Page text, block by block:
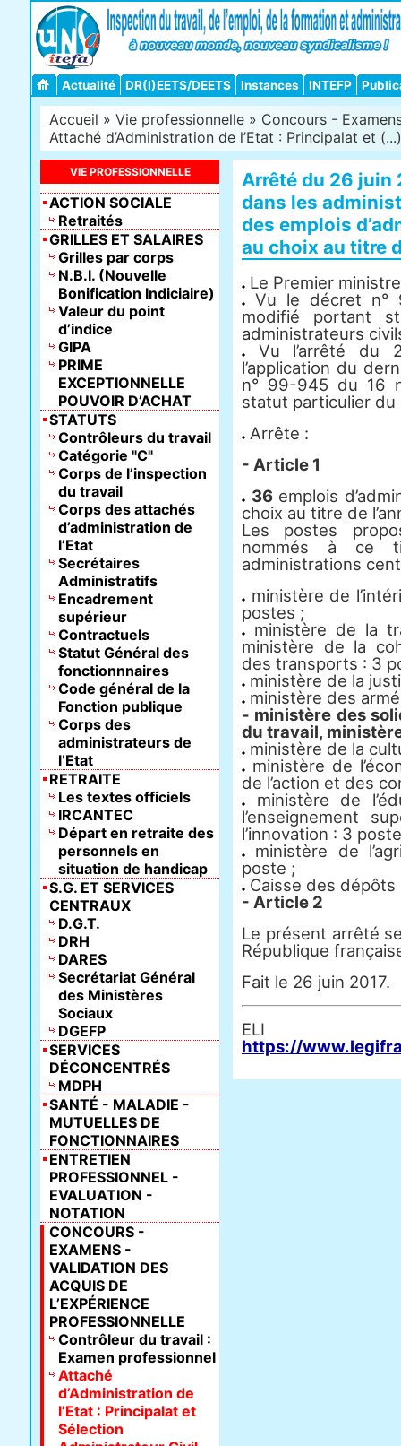
Actualité DR(I)EETS/DEETS Instances INTEFP
Accueil » Vie professionnelle » Concours -
Attaché d’Administration de l’Etat : Principalat et (...)
Arrêté du 26 juin
dans les
des emplois
au choix au titre
Le Premier
Vu le décret n°
modifié portant
administrateurs
Vu l’arrêté du
l’application du
n° 99-945 du 16
statut particulier du
Arrête :
- Article 1
36 emplois
choix au titre de
Les postes
nommés à ce
administrations
ministère de
postes ;
ministère de la
ministère de la
des transports : 3
ministère de la
ministère des
- ministère des
du travail,
ministère de la
ministère de
de l’action et des
ministère de
l’enseignement
l’innovation : 3
ministère de
poste ;
Caisse des
- Article 2
Le présent arrêté
République
Fait le 26 juin 2017.
https://
VIE PROFESSIONNELLE
ACTION SOCIALE
Retraités
GRILLES ET SALAIRES
Grilles par corps
N.B.I. (Nouvelle
Bonification Indiciaire)
Valeur du point
d’indice
GIPA
PRIME
EXCEPTIONNELLE
POUVOIR D’ACHAT
STATUTS
Contrôleurs du travail
Catégorie "C"
Corps de l’inspection
du travail
Corps des attachés
d’administration de
l’Etat
Secrétaires
Administratifs
Encadrement
supérieur
Contractuels
Statut Général des
fonctionnnaires
Code général de la
Fonction publique
Corps des
administrateurs de
l’Etat
RETRAITE
Les textes officiels
IRCANTEC
Départ en retraite des
personnels en
situation de handicap
S.G. ET SERVICES
CENTRAUX
D.G.T.
DRH
DARES
Secrétariat Général
des Ministères
Sociaux
DGEFP
SERVICES
DÉCONCENTRÉS
MDPH
SANTÉ - MALADIE -
MUTUELLES DE
FONCTIONNAIRES
ENTRETIEN
PROFESSIONNEL -
EVALUATION -
NOTATION
CONCOURS -
EXAMENS -
VALIDATION DES
ACQUIS DE
L’EXPÉRIENCE
PROFESSIONNELLE
Contrôleur du travail :
Examen professionnel
Attaché
d’Administration de
l’Etat : Principalat et
Sélection